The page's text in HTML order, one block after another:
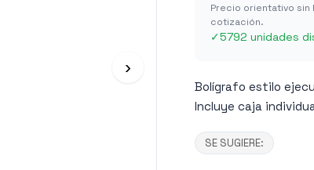
›
Precio orientativo sin
cotización.
✓5792 unidades
Bolígrafo estilo
Incluye caja
SE SUGIERE: